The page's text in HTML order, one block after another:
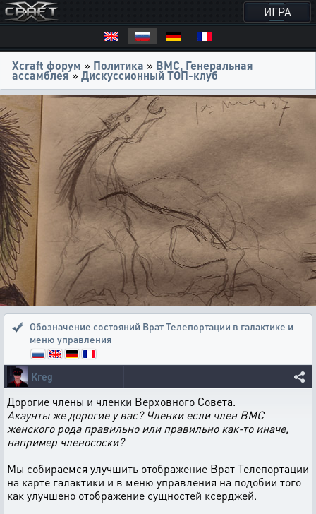
ИГРА
Xcraft форум » Политика » ВМС, Генеральная
ассамблея» Дискуссионный ТОП-клуб
Обозначение состояний Врат Телепортации в галактике и
меню управления
Kreg
Дорогие члены и членки Верховного Совета.
Акаунты же дорогие у вас? Членки если член ВМС
женского рода правильно или правильно как-то иначе,
например членососки?
Мы собираемся улучшить отображение Врат Телепортации
на карте галактики и в меню управления на подобии того
как улучшено отображение сущностей ксерджей.